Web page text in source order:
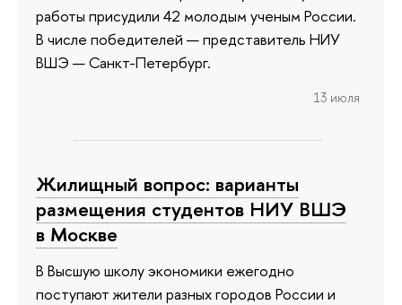
работы присудили 42 молодым ученым России.
В числе победителей — представитель НИУ
ВШЭ — Санкт-Петербург.
13 июля
Жилищный вопрос: варианты
размещения студентов НИУ ВШЭ
в Москве
В Высшую школу экономики ежегодно
поступают жители разных городов России и